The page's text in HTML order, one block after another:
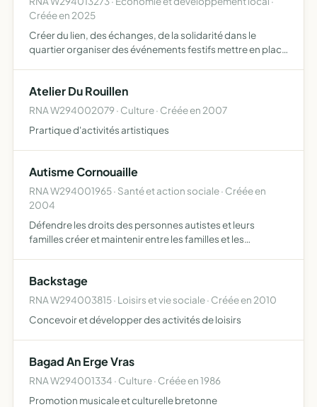
Créée en 2025
Créer du lien, des échanges, de la solidarité dans le
quartier organiser des événements festifs mettre en place
Atelier Du Rouillen
RNA W294002079 · Culture · Créée en 2007
Prartique d'activités artistiques
Autisme Cornouaille
RNA W294001965 · Santé et action sociale · Créée en
2004
Défendre les droits des personnes autistes et leurs
familles créer et maintenir entre les familles et les
Backstage
RNA W294003815 · Loisirs et vie sociale · Créée en 2010
Concevoir et développer des activités de loisirs
Bagad An Erge Vras
RNA W294001334 · Culture · Créée en 1986
Promotion musicale et culturelle bretonne